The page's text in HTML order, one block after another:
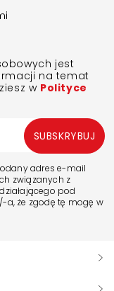
jest
na temat
w Polityce
adres e-mail
związanych z
pod
a, że zgodę tę mogę w
SUBSKRYBUJ